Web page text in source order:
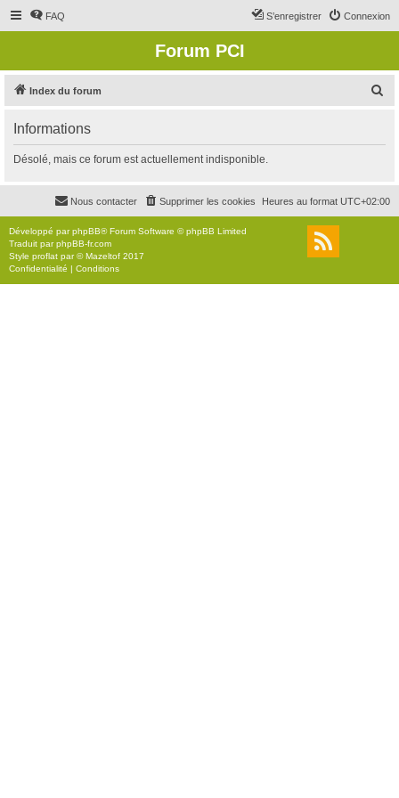
FAQ Connexion
S’enregistrer
Forum PCI
Index du forum
r
c
r
Informations
Désolé, mais ce forum est actuellement indisponible.
Heures au format UTC+02:00
Supprimer les cookies
Nous contacter
Développé parphpBB® Forum Software © phpBB Limited
Traduit parphpBB-fr.com
Style proflat par ©Mazeltof 2017
Confidentialité | Conditions